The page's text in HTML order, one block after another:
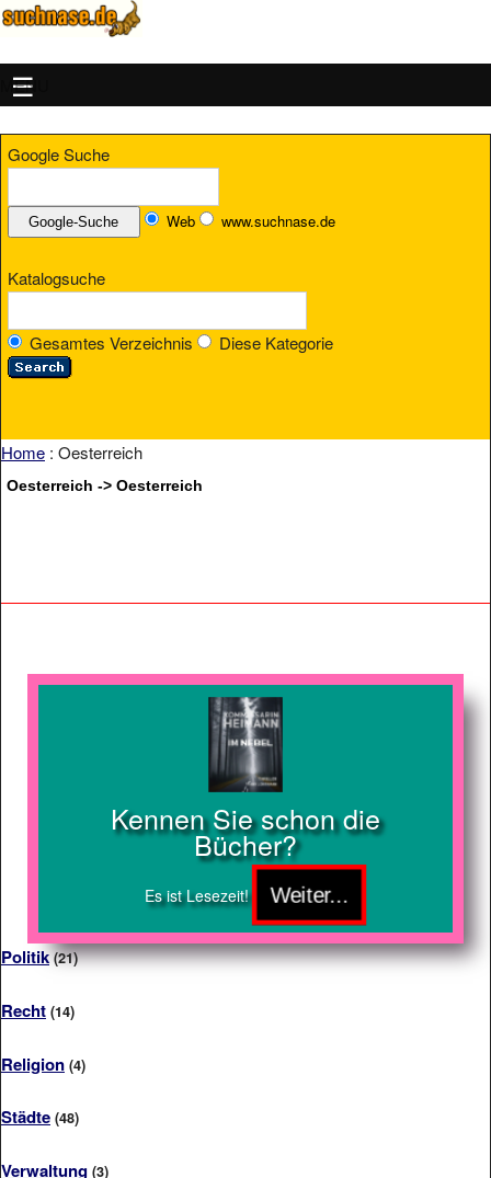
MENU
Google Suche
Web www.suchnase.de
Katalogsuche
Gesamtes Verzeichnis Diese Kategorie
Home : Oesterreich
Oesterreich -> Oesterreich
Kennen Sie schon die
Bücher?
Es ist Lesezeit!
Politik (21)
Recht (14)
Religion (4)
Städte (48)
Verwaltung (3)